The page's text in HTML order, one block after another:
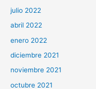
julio 2022
abril 2022
enero 2022
diciembre 2021
noviembre 2021
octubre 2021